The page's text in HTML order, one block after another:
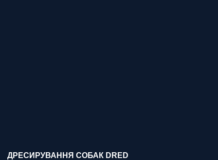
ДРЕСИРУВАННЯ СОБАК DRED